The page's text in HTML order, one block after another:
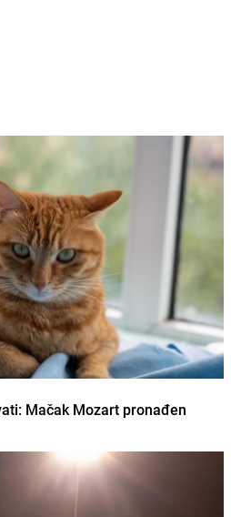
Mačak Mozart pronađen